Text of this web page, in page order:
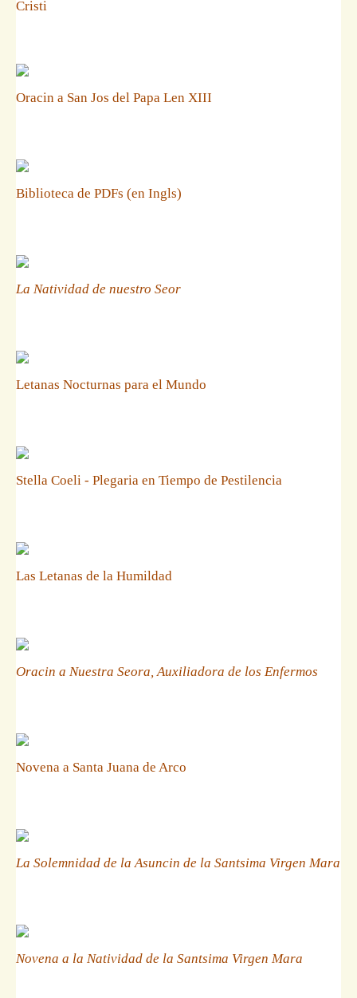
Cristi
Oracin a San Jos del Papa Len XIII
Biblioteca de PDFs (en Ingls)
La Natividad de nuestro Seor
Letanas Nocturnas para el Mundo
Stella Coeli - Plegaria en Tiempo de Pestilencia
Las Letanas de la Humildad
Oracin a Nuestra Seora, Auxiliadora de los Enfermos
Novena a Santa Juana de Arco
La Solemnidad de la Asuncin de la Santsima Virgen Mara
Novena a la Natividad de la Santsima Virgen Mara